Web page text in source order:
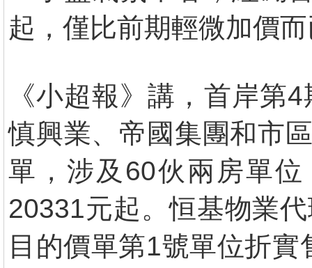
起，僅比前期輕微加價
《小超報》講，首岸第
慎興業、帝國集團和市
單，涉及60伙兩房單
20331元起。恒基物業
目的價單第1號單位折